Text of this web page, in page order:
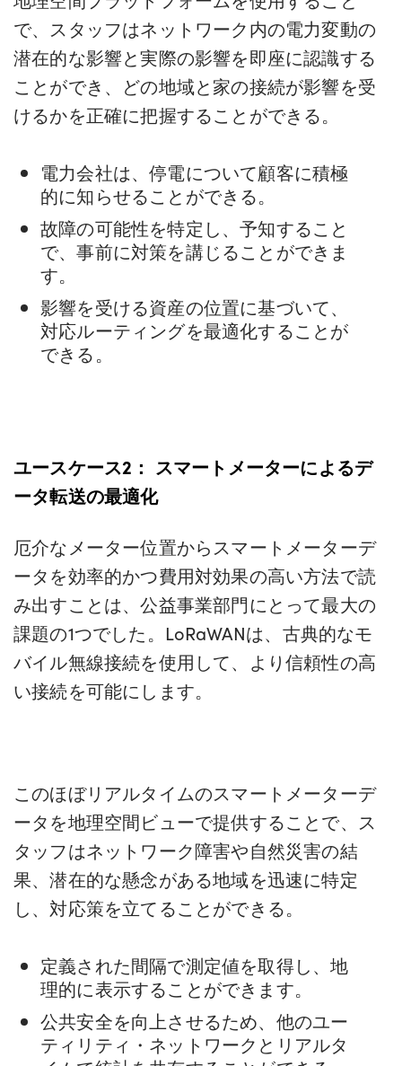
で、スタッフはネットワーク内の電力変動の
潜在的な影響と実際の影響を即座に認識する
ことができ、どの地域と家の接続が影響を受
けるかを正確に把握することができる。
電力会社は、停電について顧客に積極
的に知らせることができる。
故障の可能性を特定し、予知すること
で、事前に対策を講じることができま
す。
影響を受ける資産の位置に基づいて、
対応ルーティングを最適化することが
できる。
ユースケース2： スマートメーターによるデ
ータ転送の最適化
厄介なメーター位置からスマートメーターデ
ータを効率的かつ費用対効果の高い方法で読
み出すことは、公益事業部門にとって最大の
課題の1つでした。LoRaWANは、古典的なモ
バイル無線接続を使用して、より信頼性の高
い接続を可能にします。
このほぼリアルタイムのスマートメーターデ
ータを地理空間ビューで提供することで、ス
タッフはネットワーク障害や自然災害の結
果、潜在的な懸念がある地域を迅速に特定
し、対応策を立てることができる。
定義された間隔で測定値を取得し、地
理的に表示することができます。
公共安全を向上させるため、他のユー
ティリティ・ネットワークとリアルタ